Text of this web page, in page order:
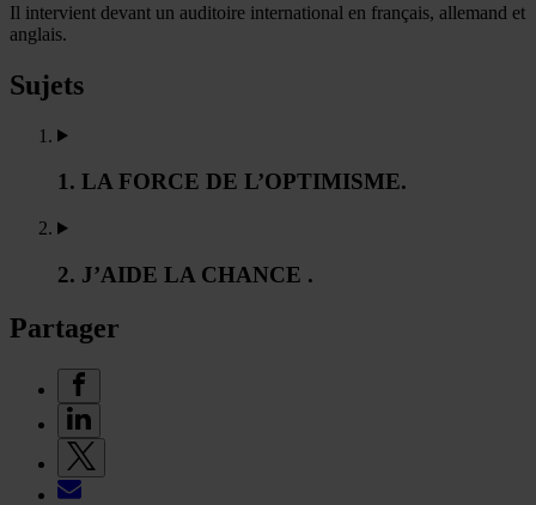
Il intervient devant un auditoire international en français, allemand et
anglais.
Sujets
1. LA FORCE DE L’OPTIMISME.
2. J’AIDE LA CHANCE .
Partager